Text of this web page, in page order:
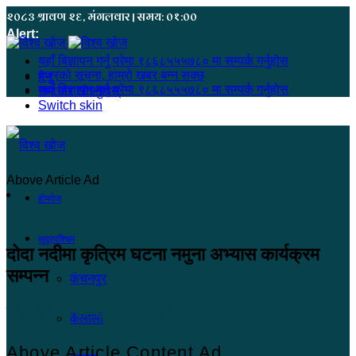
२०८३ श्रावण २६, मंगलवार | समय: ०१:००
Alert:
यहाँ बिज्ञापन गर्नु परेमा ९८६८५५५७८० मा सम्पर्क गर्नुहोस
हजुरको सूचना, हाम्रो खबर बन्न सक्छ
यहाँ बिज्ञापन गर्नु परेमा ९८६८५५५७८० मा सम्पर्क गर्नुहोस
मेनू
समाचार खोज्नुहोस्
Switch skin
होमपेज
सुदूरपश्चिम
कंचनपुर
कैलाली
Above Article Ad
दोदा नदीमा कृत्रिम घटना नमुना अभ्यास कार्यक्रम
सम्पन्न
२०८० श्रावण ४, बिहीबार ०७:३४